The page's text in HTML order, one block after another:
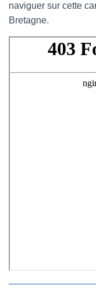
naviguer sur cette
Bretagne.